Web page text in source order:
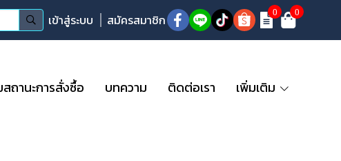
เข้าสู่ระบบ สมัครสมาชิก 0 0
ถานะการสั่งซื้อ บทความ ติดต่อเรา เพิ่มเติม